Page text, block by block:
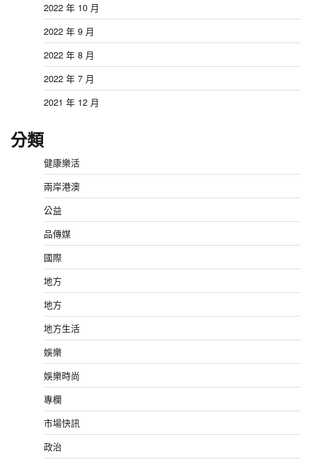
2022 年 10 月
2022 年 9 月
2022 年 8 月
2022 年 7 月
2021 年 12 月
分類
健康樂活
兩岸港澳
公益
品傳媒
國際
地方
地方
地方生活
娛樂
娛樂時尚
專欄
市場快訊
政治